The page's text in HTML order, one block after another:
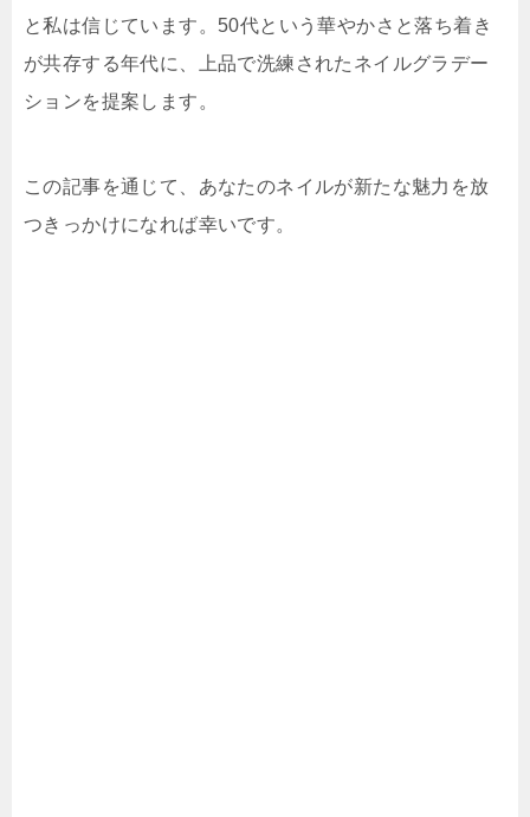
と私は信じています。50代という華やかさと落ち着き
が共存する年代に、上品で洗練されたネイルグラデー
ションを提案します。
この記事を通じて、あなたのネイルが新たな魅力を放
つきっかけになれば幸いです。